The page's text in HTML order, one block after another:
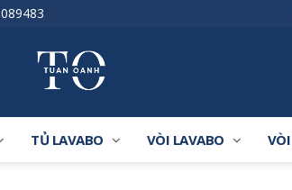
TỦ LAVABO VÒI LAVABO